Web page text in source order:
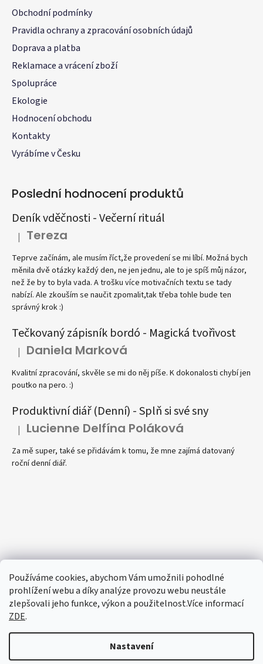
Používáme cookies, abychom Vám umožnili pohodlné
prohlížení webu a díky analýze provozu webu neustále
zlepšovali jeho funkce, výkon a použitelnost.Více informací
ZDE.
Nastavení
Obchodní podmínky
Pravidla ochrany a zpracování osobních údajů
Doprava a platba
Reklamace a vrácení zboží
Spolupráce
Ekologie
Hodnocení obchodu
Kontakty
Vyrábíme v Česku
Poslední hodnocení produktů
Deník vděčnosti - Večerní rituál
Hodnocení produktu je 4 z 5 hvězdiček.
| Tereza
Teprve začínám, ale musím říct,že provedení se mi líbí. Možná bych
měnila dvě otázky každý den, ne jen jednu, ale to je spíš můj názor,
než že by to byla vada. A trošku více motivačních textu se tady
nabízí. Ale zkouším se naučit zpomalit,tak třeba tohle bude ten
správný krok :)
Tečkovaný zápisník bordó - Magická tvořivost
Hodnocení produktu je 5 z 5 hvězdiček.
| Daniela Marková
Kvalitní zpracování, skvěle se mi do něj píše. K dokonalosti chybí jen
poutko na pero. :)
Produktivní diář (Denní) - Splň si své sny
Hodnocení produktu je 5 z 5 hvězdiček.
| Lucienne Delfína Poláková
Za mě super, také se přidávám k tomu, že mne zajímá datovaný
roční denní diář.